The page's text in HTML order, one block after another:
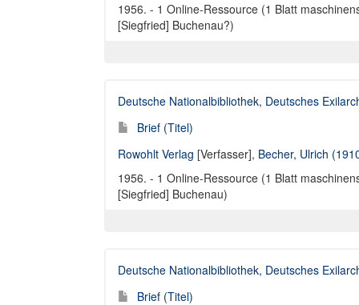
1956. - 1 Online-Ressource (1 Blatt
[Siegfried] Buchenau?)
Deutsche Nationalbibliothek, Deutsches
Brief (Titel)
Rowohlt Verlag [Verfasser], Becher, Ulrich
1956. - 1 Online-Ressource (1 Blatt
[Siegfried] Buchenau)
Deutsche Nationalbibliothek, Deutsches
Brief (Titel)